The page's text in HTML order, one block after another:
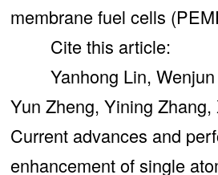
membrane fuel cells
Cite this article:
Yanhong Lin, Wenjun
Yun Zheng, Yining Zhang,
Current advances and
enhancement of single